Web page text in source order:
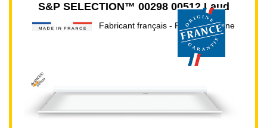
S&P SELECTION™ 00298 00512 Laud
Fabricant français - Prix direct usine
AVANCEE:
300cm